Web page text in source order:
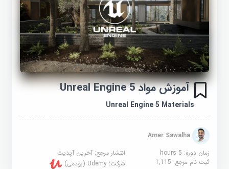
آموزش مواد Unreal Engine 5
Unreal Engine 5 Materials
Amer Sawalha
زمان دوره: 5 hours
انتشار مرجع:آخرین آپدیت
ثبت نام مرجع:1,115 شرکت:Udemy (یودمی)